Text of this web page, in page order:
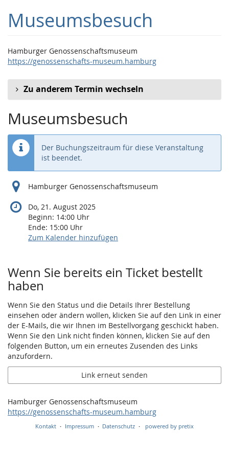
Haupt-
Inhalt
Museumsbesuch
Hamburger Genossenschaftsmuseum
https://genossenschafts-museum.hamburg
Zu anderem Termin wechseln
Museumsbesuch
Der Buchungszeitraum für diese Veranstaltung
ist beendet.
Hamburger Genossenschaftsmuseum
Do, 21. August 2025
Beginn: 14:00 Uhr
Ende: 15:00 Uhr
Zum Kalender hinzufügen
Wenn Sie bereits ein Ticket bestellt
haben
Wenn Sie den Status und die Details Ihrer Bestellung
einsehen oder ändern wollen, klicken Sie auf den Link in einer
der E-Mails, die wir Ihnen im Bestellvorgang geschickt haben.
Wenn Sie den Link nicht finden können, klicken Sie auf den
folgenden Button, um ein erneutes Zusenden des Links
anzufordern.
Link erneut senden
Hamburger Genossenschaftsmuseum
https://genossenschafts-museum.hamburg
Kontakt Impressum Datenschutz powered by pretix